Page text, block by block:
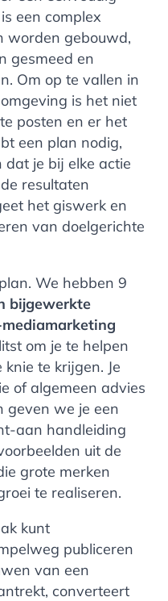
een complex
worden gebouwd,
gesmeed en
Om op te vallen in
is het niet
posten en er het
een plan nodig,
je bij elke actie
resultaten
het giswerk en
van doelgerichte
We hebben 9
bijgewerkte
om je te helpen
te krijgen. Je
of algemeen advies
geven we je een
aan handleiding
uit de
grote merken
te realiseren.
kunt
publiceren
van een
converteert